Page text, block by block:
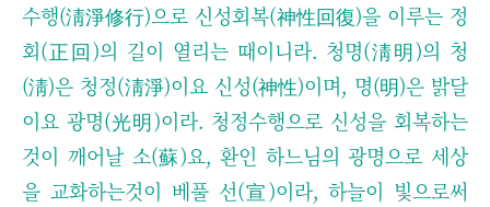
수행(淸淨修行)으로 신성회복(神性回復)을 이루는 정
회(正回)의 길이 열리는 때이니라. 청명(淸明)의 청
(淸)은 청정(淸淨)이요 신성(神性)이며, 명(明)은 밝달
이요 광명(光明)이라. 청정수행으로 신성을 회복하는
것이 깨어날 소(蘇)요, 환인 하느님의 광명으로 세상
을 교화하는것이 베풀 선(宣)이라, 하늘이 빛으로써